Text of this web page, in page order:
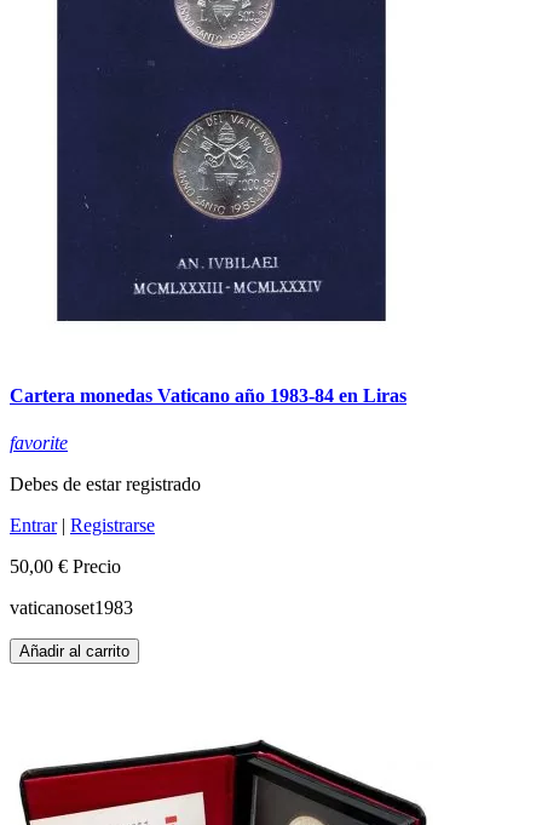
Cartera monedas Vaticano año 1983-84 en Liras
favorite
Debes de estar registrado
Entrar| Registrarse
50,00 € Precio
vaticanoset1983
Añadir al carrito